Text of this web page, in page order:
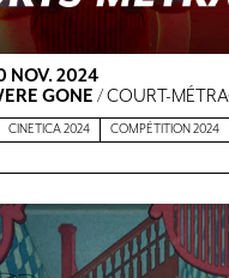
NOV. 2024
GONE/ COURT-
CINETICA 2024 COMPÉTITION 2024